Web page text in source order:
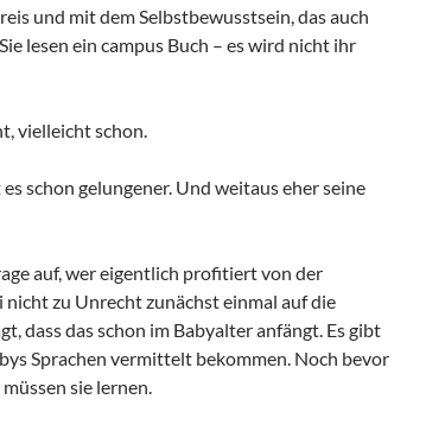
und mit dem Selbstbewusstsein, das auch
lesen ein campus Buch – es wird nicht ihr
vielleicht schon.
schon gelungener. Und weitaus eher seine
auf, wer eigentlich profitiert von der
zu Unrecht zunächst einmal auf die
dass das schon im Babyalter anfängt. Es gibt
Sprachen vermittelt bekommen. Noch bevor
sie lernen.